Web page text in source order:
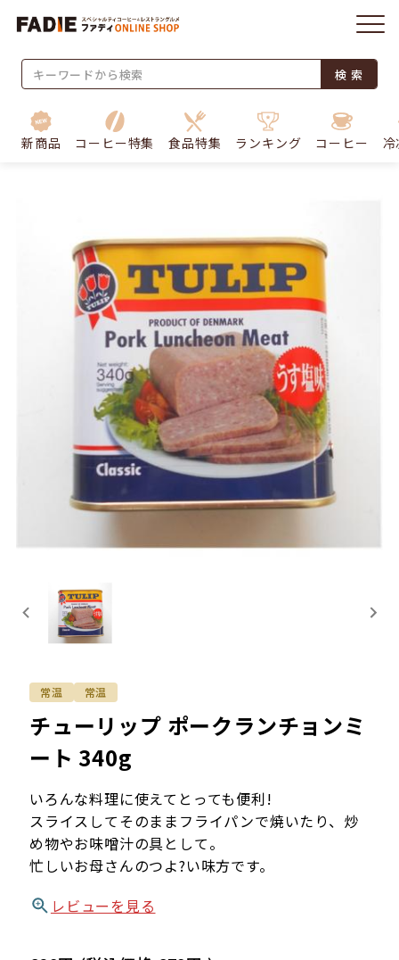
検 索
新商品 コーヒー特集 食品特集 ランキング コーヒー
チューリップ ポークランチョンミ
ート 340g
いろんな料理に使えてとっても便利!
スライスしてそのままフライパンで焼いたり、炒
め物やお味噌汁の具として。
忙しいお母さんのつよ?い味方です。
レビューを見る
常温 常温